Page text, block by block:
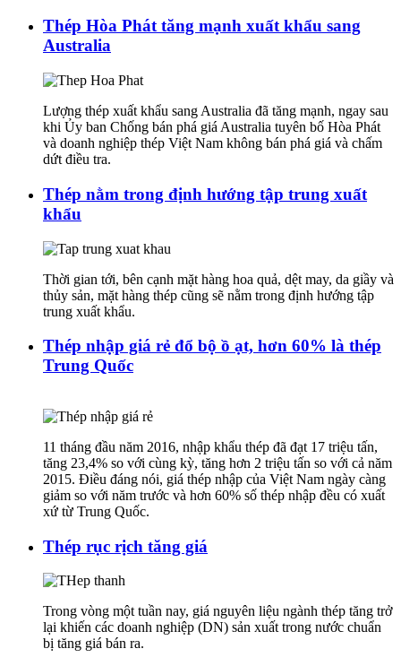
Thép Hòa Phát tăng mạnh xuất khẩu sang
Australia
Lượng thép xuất khẩu sang Australia đã tăng mạnh, ngay sau
khi Ủy ban Chống bán phá giá Australia tuyên bố Hòa Phát
và doanh nghiệp thép Việt Nam không bán phá giá và chấm
dứt điều tra.
Thép nằm trong định hướng tập trung xuất
khẩu
Thời gian tới, bên cạnh mặt hàng hoa quả, dệt may, da giầy và
thủy sản, mặt hàng thép cũng sẽ nằm trong định hướng tập
trung xuất khẩu.
Thép nhập giá rẻ đổ bộ ồ ạt, hơn 60% là thép
Trung Quốc
11 tháng đầu năm 2016, nhập khẩu thép đã đạt 17 triệu tấn,
tăng 23,4% so với cùng kỳ, tăng hơn 2 triệu tấn so với cả năm
2015. Điều đáng nói, giá thép nhập của Việt Nam ngày càng
giảm so với năm trước và hơn 60% số thép nhập đều có xuất
xứ từ Trung Quốc.
Thép rục rịch tăng giá
Trong vòng một tuần nay, giá nguyên liệu ngành thép tăng trở
lại khiến các doanh nghiệp (DN) sản xuất trong nước chuẩn
bị tăng giá bán ra.